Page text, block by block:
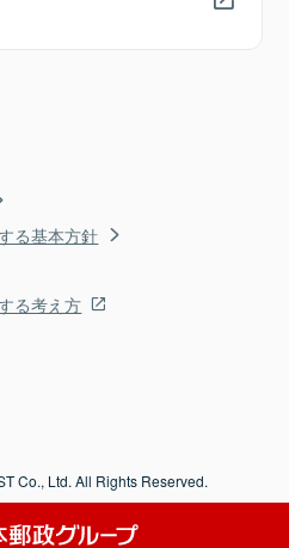
る基本方針
る考え方
Co., Ltd. All Rights Reserved.